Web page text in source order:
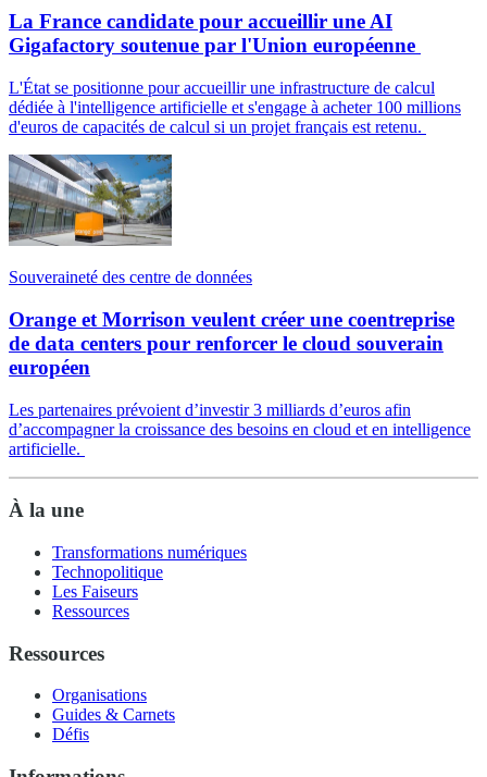
La France candidate pour accueillir une AI
Gigafactory soutenue par l'Union européenne
L'État se positionne pour accueillir une infrastructure de calcul
dédiée à l'intelligence artificielle et s'engage à acheter 100 millions
d'euros de capacités de calcul si un projet français est retenu.
Souveraineté des centre de données
Orange et Morrison veulent créer une coentreprise
de data centers pour renforcer le cloud souverain
européen
Les partenaires prévoient d’investir 3 milliards d’euros afin
d’accompagner la croissance des besoins en cloud et en intelligence
artificielle.
À la une
Transformations numériques
Technopolitique
Les Faiseurs
Ressources
Ressources
Organisations
Guides & Carnets
Défis